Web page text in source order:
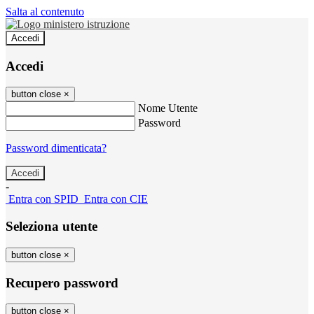
Salta al contenuto
Accedi
Accedi
button close ×
Nome Utente
Password
Password dimenticata?
-
Entra con SPID Entra con CIE
Seleziona utente
button close ×
Recupero password
button close ×